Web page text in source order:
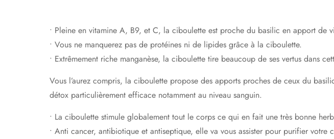
• Pleine en vitamine A, B9, et C, la ciboulette est proche du basilic en apport de
• Vous ne manquerez pas de protéines ni de lipides grâce à la ciboulette.
• Extrêmement riche manganèse, la ciboulette tire beaucoup de ses vertus dans
Vous l’aurez compris, la ciboulette propose des apports proches de ceux du
détox particulièrement efficace notamment au niveau sanguin.
• La ciboulette stimule globalement tout le corps ce qui en fait une très bonne
• Anti cancer, antibiotique et antiseptique, elle va vous assister pour purifier votre